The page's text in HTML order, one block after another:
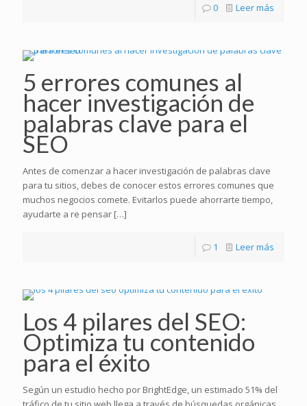
0 Leer más
5 errores comunes al
hacer investigación de
palabras clave para el
SEO
Antes de comenzar a hacer investigación de palabras clave
para tu sitios, debes de conocer estos errores comunes que
muchos negocios comete. Evitarlos puede ahorrarte tiempo,
ayudarte a re pensar […]
1 Leer más
Los 4 pilares del SEO:
Optimiza tu contenido
para el éxito
Según un estudio hecho por BrightEdge, un estimado 51% del